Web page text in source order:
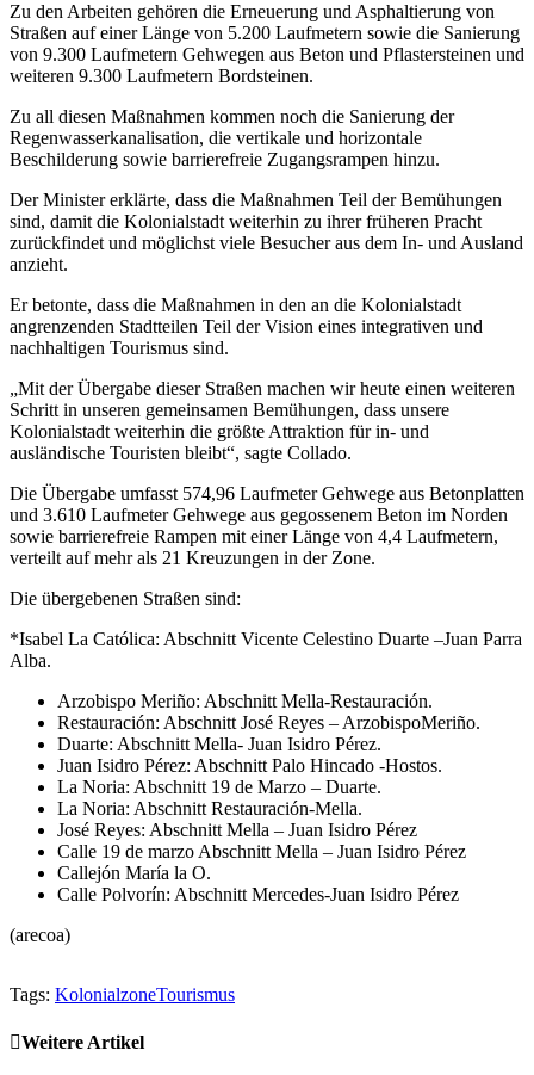
Zu den Arbeiten gehören die Erneuerung und Asphaltierung von
Straßen auf einer Länge von 5.200 Laufmetern sowie die Sanierung
von 9.300 Laufmetern Gehwegen aus Beton und Pflastersteinen und
weiteren 9.300 Laufmetern Bordsteinen.
Zu all diesen Maßnahmen kommen noch die Sanierung der
Regenwasserkanalisation, die vertikale und horizontale
Beschilderung sowie barrierefreie Zugangsrampen hinzu.
Der Minister erklärte, dass die Maßnahmen Teil der Bemühungen
sind, damit die Kolonialstadt weiterhin zu ihrer früheren Pracht
zurückfindet und möglichst viele Besucher aus dem In- und Ausland
anzieht.
Er betonte, dass die Maßnahmen in den an die Kolonialstadt
angrenzenden Stadtteilen Teil der Vision eines integrativen und
nachhaltigen Tourismus sind.
„Mit der Übergabe dieser Straßen machen wir heute einen weiteren
Schritt in unseren gemeinsamen Bemühungen, dass unsere
Kolonialstadt weiterhin die größte Attraktion für in- und
ausländische Touristen bleibt“, sagte Collado.
Die Übergabe umfasst 574,96 Laufmeter Gehwege aus Betonplatten
und 3.610 Laufmeter Gehwege aus gegossenem Beton im Norden
sowie barrierefreie Rampen mit einer Länge von 4,4 Laufmetern,
verteilt auf mehr als 21 Kreuzungen in der Zone.
Die übergebenen Straßen sind:
*Isabel La Católica: Abschnitt Vicente Celestino Duarte –Juan Parra
Alba.
Arzobispo Meriño: Abschnitt Mella-Restauración.
Restauración: Abschnitt José Reyes – ArzobispoMeriño.
Duarte: Abschnitt Mella- Juan Isidro Pérez.
Juan Isidro Pérez: Abschnitt Palo Hincado -Hostos.
La Noria: Abschnitt 19 de Marzo – Duarte.
La Noria: Abschnitt Restauración-Mella.
José Reyes: Abschnitt Mella – Juan Isidro Pérez
Calle 19 de marzo Abschnitt Mella – Juan Isidro Pérez
Callejón María la O.
Calle Polvorín: Abschnitt Mercedes-Juan Isidro Pérez
(arecoa)
Tags: KolonialzoneTourismus
Weitere Artikel